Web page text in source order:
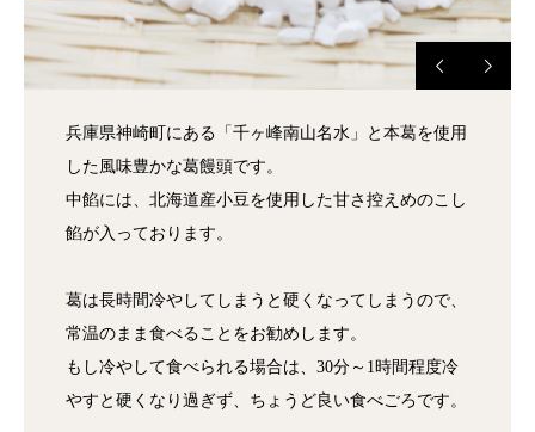
兵庫県神崎町にある「千ヶ峰南山名水」と本葛を使用
した風味豊かな葛饅頭です。
中餡には、北海道産小豆を使用した甘さ控えめのこし
餡が入っております。
葛は長時間冷やしてしまうと硬くなってしまうので、
常温のまま食べることをお勧めします。
もし冷やして食べられる場合は、30分～1時間程度冷
やすと硬くなり過ぎず、ちょうど良い食べごろです。